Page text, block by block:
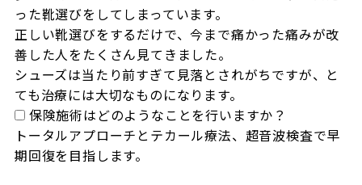
った靴選びをしてしまっています。
正しい靴選びをするだけで、今まで痛かった痛みが改
善した人をたくさん見てきました。
シューズは当たり前すぎて見落とされがちですが、と
ても治療には大切なものになります。
保険施術はどのようなことを行いますか？
トータルアプローチとテカール療法、超音波検査で早
期回復を目指します。